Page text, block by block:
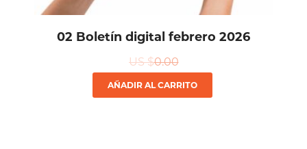
02 Boletín digital febrero 2026
US $0.00
AÑADIR AL CARRITO